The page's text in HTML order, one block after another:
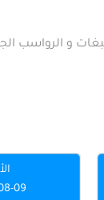
و الرواسب
09